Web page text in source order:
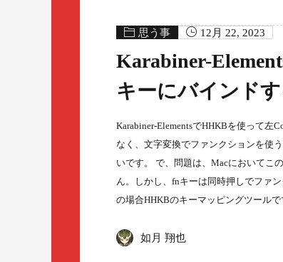
思う事 12月 22, 2023
Karabiner-
キーにバインド
Karabiner-ElementsでHHKBを使って左
なく、文字変換でファンクションを使
いです。 で、問題は、Macにおいてこ
ん。しかし、fnキーは同時押しでファ
の場合HHKBのキーマッピングツール
如月 翔也